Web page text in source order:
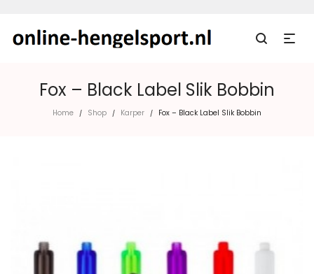
Fox – Black Label Slik Bobbin
Home / Shop / Karper / Fox – Black Label Slik Bobbin